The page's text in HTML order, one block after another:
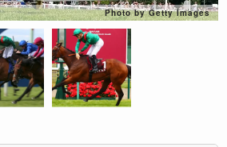
Photo by Getty Images